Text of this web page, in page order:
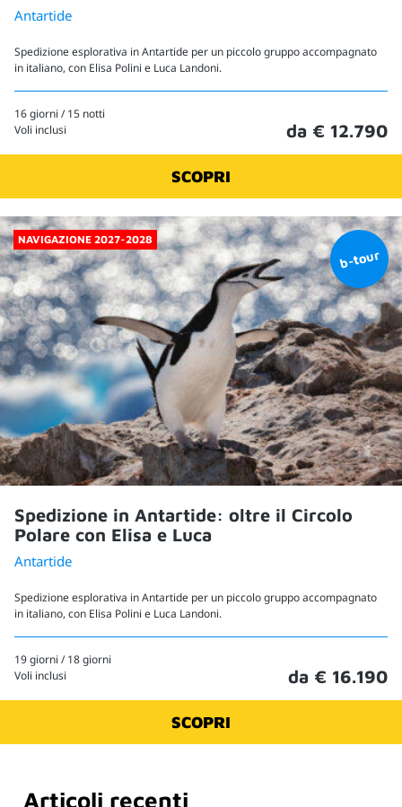
Antartide
Spedizione esplorativa in Antartide per un piccolo gruppo accompagnato
in italiano, con Elisa Polini e Luca Landoni.
16 giorni / 15 notti
Voli inclusi
da € 12.790
SCOPRI
NAVIGAZIONE 2027-2028
Spedizione in Antartide: oltre il Circolo
Polare con Elisa e Luca
Antartide
Spedizione esplorativa in Antartide per un piccolo gruppo accompagnato
in italiano, con Elisa Polini e Luca Landoni.
19 giorni / 18 giorni
Voli inclusi
da € 16.190
SCOPRI
Articoli recenti